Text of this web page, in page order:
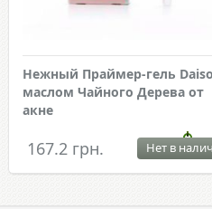
Нежный Праймер-гель
маслом Чайного Дерева от
акне
167.2 грн. Нет в